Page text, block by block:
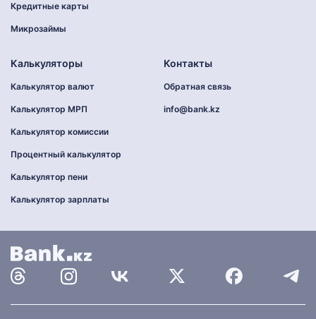
Кредитные карты
Микрозаймы
Калькуляторы
Калькулятор валют
Калькулятор МРП
Калькулятор комиссии
Процентный калькулятор
Калькулятор пени
Калькулятор зарплаты
Контакты
Обратная связь
info@bank.kz